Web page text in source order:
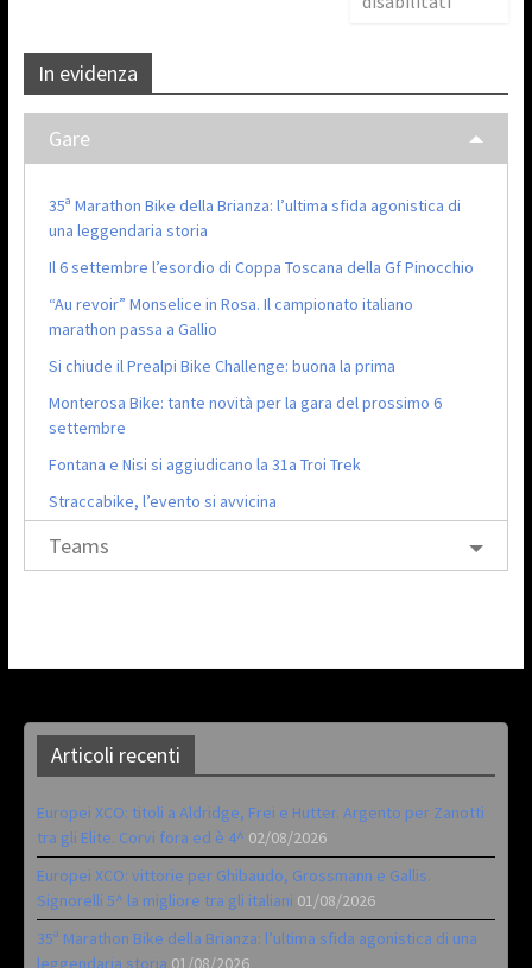
In evidenza
Gare
35ª Marathon Bike della Brianza: l’ultima sfida agonistica di
una leggendaria storia
Il 6 settembre l’esordio di Coppa Toscana della Gf Pinocchio
“Au revoir” Monselice in Rosa. Il campionato italiano
marathon passa a Gallio
Si chiude il Prealpi Bike Challenge: buona la prima
Monterosa Bike: tante novità per la gara del prossimo 6
settembre
Fontana e Nisi si aggiudicano la 31a Troi Trek
Straccabike, l’evento si avvicina
Teams
Articoli recenti
Europei XCO: titoli a Aldridge, Frei e Hutter. Argento per Zanotti
tra gli Elite. Corvi fora ed è 4^ 02/08/2026
Europei XCO: vittorie per Ghibaudo, Grossmann e Gallis.
Signorelli 5^ la migliore tra gli italiani 01/08/2026
35ª Marathon Bike della Brianza: l’ultima sfida agonistica di una
leggendaria storia 01/08/2026